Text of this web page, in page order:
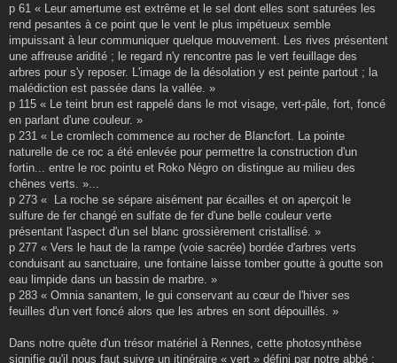
p 61 « Leur amertume est extrême et le sel dont elles sont saturées les
rend pesantes à ce point que le vent le plus impétueux semble
impuissant à leur communiquer quelque mouvement. Les rives présentent
une affreuse aridité ; le regard n'y rencontre pas le vert feuillage des
arbres pour s'y reposer. L'image de la désolation y est peinte partout ; la
malédiction est passée dans la vallée. »
p 115 « Le teint brun est rappelé dans le mot visage, vert-pâle, fort, foncé
en parlant d'une couleur. »
p 231 « Le cromlech commence au rocher de Blancfort. La pointe
naturelle de ce roc a été enlevée pour permettre la construction d'un
fortin... entre le roc pointu et Roko Négro on distingue au milieu des
chênes verts. »...
p 273 « La roche se sépare aisément par écailles et on aperçoit le
sulfure de fer changé en sulfate de fer d'une belle couleur verte
présentant l'aspect d'un sel blanc grossièrement cristallisé. »
p 277 « Vers le haut de la rampe (voie sacrée) bordée d'arbres verts
conduisant au sanctuaire, une fontaine laisse tomber goutte à goutte son
eau limpide dans un bassin de marbre. »
p 283 « Omnia sanantem, le gui conservant au cœur de l'hiver ses
feuilles d'un vert foncé alors que les arbres en sont dépouillés. »
Dans notre quête d'un trésor matériel à Rennes, cette photosynthèse
signifie qu'il nous faut suivre un itinéraire « vert » défini par notre abbé :